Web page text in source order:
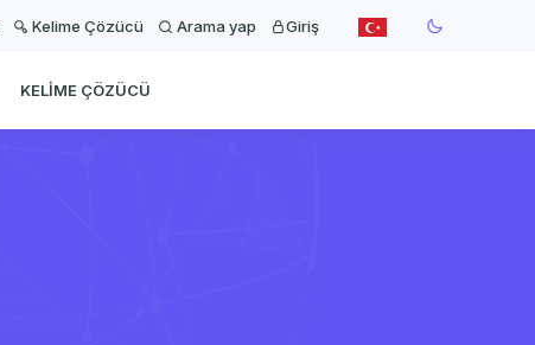
Kelime Çözücü Arama yap Giriş
KELIME ÇÖZÜCÜ